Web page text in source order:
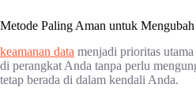
Metode Paling Aman untuk
keamanan data menjadi prioritas
di perangkat Anda tanpa perlu
tetap berada di dalam kendali Anda.